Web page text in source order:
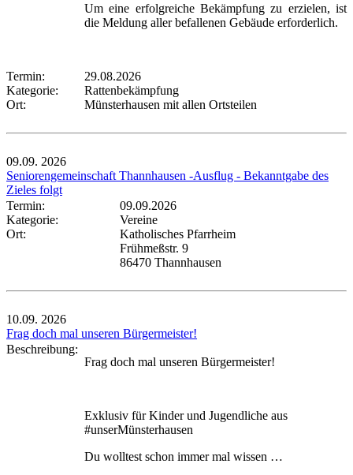
Um eine erfolgreiche Bekämpfung zu erzielen, ist
die Meldung aller befallenen Gebäude erforderlich.
Termin:
29.08.2026
Kategorie:
Rattenbekämpfung
Ort:
Münsterhausen mit allen Ortsteilen
09.09. 2026
Seniorengemeinschaft Thannhausen -Ausflug - Bekanntgabe des
Zieles folgt
Termin:
09.09.2026
Kategorie:
Vereine
Ort:
Katholisches Pfarrheim
Frühmeßstr. 9
86470 Thannhausen
10.09. 2026
Frag doch mal unseren Bürgermeister!
Beschreibung:
Frag doch mal unseren Bürgermeister!
Exklusiv für Kinder und Jugendliche aus
#unserMünsterhausen
Du wolltest schon immer mal wissen …